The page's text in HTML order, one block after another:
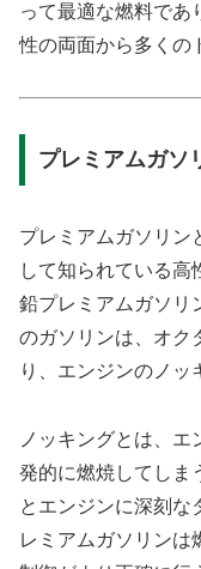
って最適な燃料であ
性の両面から多くの
プレミアムガソ
プレミアムガソリン
して知られている高
鉛プレミアムガソリ
のガソリンは、オク
り、エンジンのノッ
ノッキングとは、
発的に燃焼してしま
とエンジンに深刻な
レミアムガソリンは